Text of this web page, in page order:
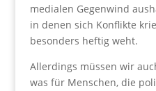
medialen Gegenwind
in denen sich Konflikte
besonders heftig weht.
Allerdings müssen wir
was für Menschen, die